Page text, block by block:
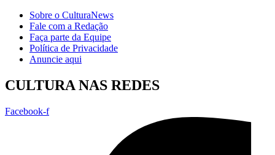
Sobre o CulturaNews
Fale com a Redação
Faça parte da Equipe
Política de Privacidade
Anuncie aqui
CULTURA NAS REDES
Facebook-f